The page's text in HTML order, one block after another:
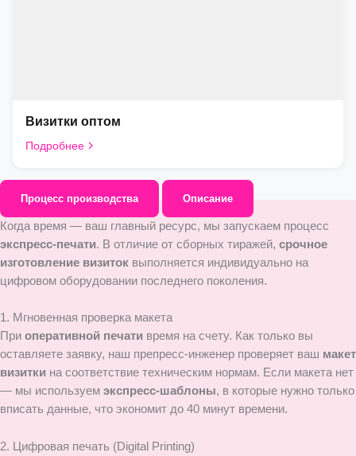
Визитки оптом
Подробнее
Процесс производства Описание
Когда время — ваш главный ресурс, мы запускаем процесс
экспресс-печати. В отличие от сборных тиражей, срочное
изготовление визиток выполняется индивидуально на
цифровом оборудовании последнего поколения.
1. Мгновенная проверка макета
При оперативной печати время на счету. Как только вы
оставляете заявку, наш препресс-инженер проверяет ваш макет
визитки на соответствие техническим нормам. Если макета нет
— мы используем экспресс-шаблоны, в которые нужно только
вписать данные, что экономит до 40 минут времени.
2. Цифровая печать (Digital Printing)